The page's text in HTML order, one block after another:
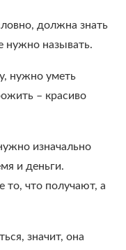
должна знать
нужно называть.
нужно уметь
– красиво
изначально
и деньги.
что получают, а
значит, она